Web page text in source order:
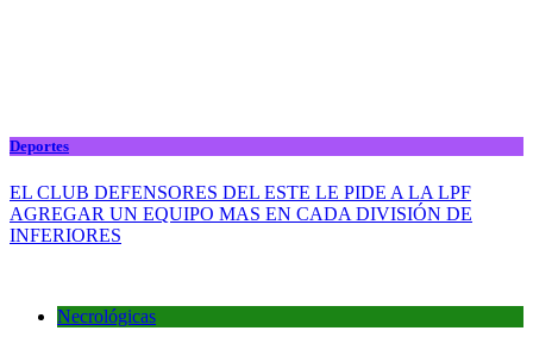
Deportes
EL CLUB DEFENSORES DEL ESTE LE PIDE A LA LPF
AGREGAR UN EQUIPO MAS EN CADA DIVISIÓN DE
INFERIORES
Necrológicas